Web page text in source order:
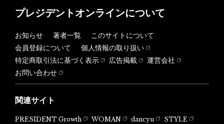
プレジデントオンラインについて
お知らせ 著者一覧
このサイトについて
会員登録について
個人情報の取り扱い
特定商取引法に基づく表示
広告掲載
運営会社
お問い合わせ
関連サイト
PRESIDENT Growth WOMAN dancyu
STYLE